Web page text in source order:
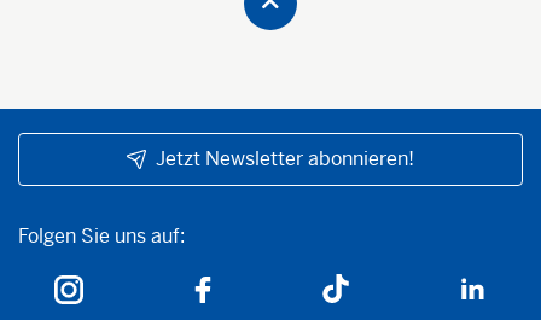
Jetzt Newsletter abonnieren!
Folgen Sie uns auf:
Folgen Sie uns auf: